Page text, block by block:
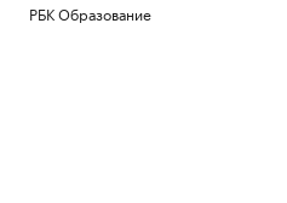
РБК Образование